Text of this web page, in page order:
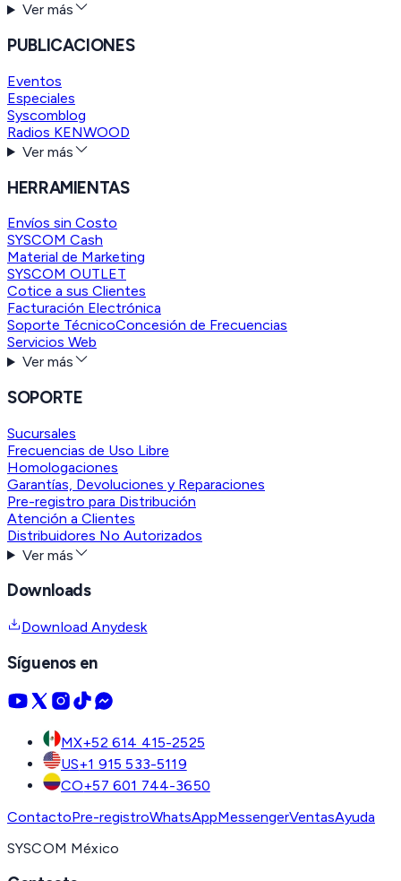
Ver más
PUBLICACIONES
Eventos
Especiales
Syscomblog
Radios KENWOOD
Ver más
HERRAMIENTAS
Envíos sin Costo
SYSCOM Cash
Material de Marketing
SYSCOM OUTLET
Cotice a sus Clientes
Facturación Electrónica
Soporte TécnicoConcesión de Frecuencias
Servicios Web
Ver más
SOPORTE
Sucursales
Frecuencias de Uso Libre
Homologaciones
Garantías, Devoluciones y Reparaciones
Pre-registro para Distribución
Atención a Clientes
Distribuidores No Autorizados
Ver más
Downloads
Download Anydesk
Síguenos en
MX+52 614 415-2525
US+1 915 533-5119
CO+57 601 744-3650
ContactoPre-registroWhatsAppMessengerVentasAyuda
SYSCOM México